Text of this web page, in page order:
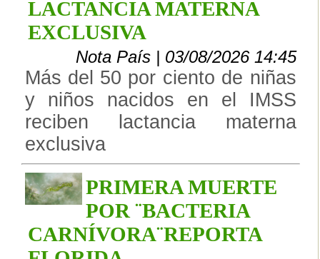
LACTANCIA MATERNA
EXCLUSIVA
Nota País | 03/08/2026 14:45
Más del 50 por ciento de niñas
y niños nacidos en el IMSS
reciben lactancia materna
exclusiva
PRIMERA MUERTE
POR ¨BACTERIA
CARNÍVORA¨REPORTA